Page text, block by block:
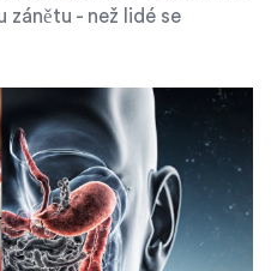
zánětu - než lidé se